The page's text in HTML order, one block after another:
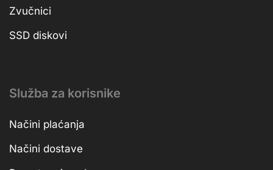
Zvučnici
SSD diskovi
Služba za korisnike
Načini plaćanja
Načini dostave